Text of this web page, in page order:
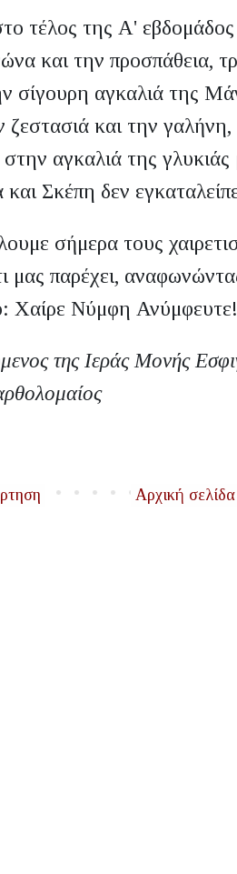
τέλος της Α'
και την προσπάθεια,
σίγουρη αγκαλιά της
ζεστασιά και την γαλήνη,
αγκαλιά της
Σκέπη δεν
σήμερα τους
μας παρέχει,
Χαίρε Νύμφη Ανύμφευτε!
της Ιεράς Μονής
Αρχική σελίδα